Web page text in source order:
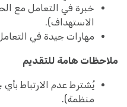
خبرة في التعامل مع
الاستهداف).
مهارات جيدة في
ملاحظات هامة للتقديم
يُشترط عدم الارتباط
منظمة).